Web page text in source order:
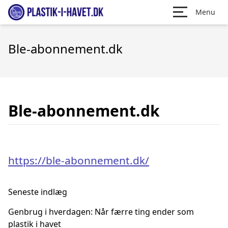
Menu
Ble-abonnement.dk
Ble-abonnement.dk
https://ble-abonnement.dk/
Seneste indlæg
Genbrug i hverdagen: Når færre ting ender som
plastik i havet